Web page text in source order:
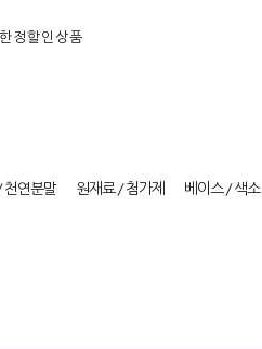
한정할인상품
천연분말 원재료 / 첨가제 베이스 / 색소